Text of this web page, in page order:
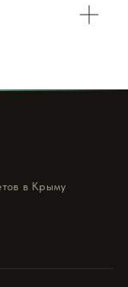
в Крыму